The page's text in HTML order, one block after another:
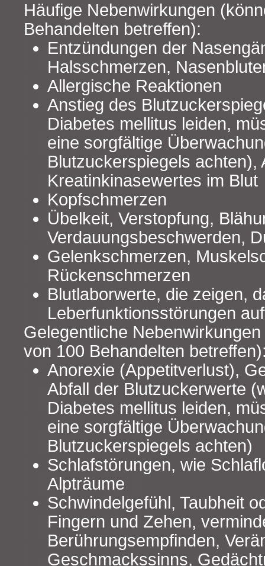
Häufige Nebenwirkungen
Behandelten betreffen):
Entzündungen der
Halsschmerzen,
Allergische Reaktionen
Anstieg des
Diabetes mellitus leiden,
eine sorgfältige
Blutzuckerspiegels achten),
Kreatinkinasewertes im Blut
Kopfschmerzen
Übelkeit, Verstopfung,
Verdauungsbeschwerden,
Gelenkschmerzen,
Rückenschmerzen
Blutlaborwerte, die zeigen,
Leberfunktionsstörungen
Gelegentliche
von 100 Behandelten
Anorexie (Appetitverlust),
Abfall der Blutzuckerwerte
Diabetes mellitus leiden,
eine sorgfältige
Blutzuckerspiegels achten)
Schlafstörungen, wie
Alpträume
Schwindelgefühl, Taubheit
Fingern und Zehen,
Berührungsempfinden,
Geschmackssinns,